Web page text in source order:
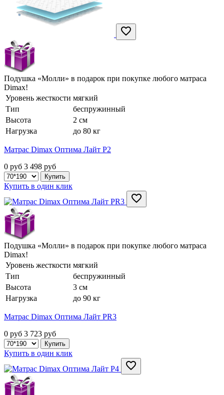
Подушка «Молли» в подарок при покупке любого матраса
Dimax!
Уровень жесткости мягкий
Тип
беспружинный
Высота
2 см
Нагрузка
до 80 кг
Матрас Dimax Оптима Лайт P2
0 руб 3 498 руб
Купить в один клик
Подушка «Молли» в подарок при покупке любого матраса
Dimax!
Уровень жесткости мягкий
Тип
беспружинный
Высота
3 см
Нагрузка
до 90 кг
Матрас Dimax Оптима Лайт PR3
0 руб 3 723 руб
Купить в один клик